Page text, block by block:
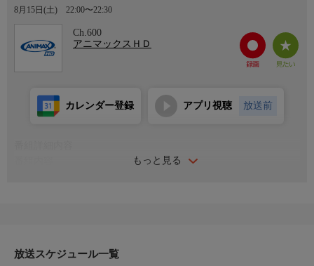
8月15日(土) 22:00〜22:30
Ch.600
アニマックスＨＤ
もっと見る
カレンダー登録 アプリ視聴 放送前
スモール３は“マルチバース”に足を踏み入れる。
放送スケジュール一覧